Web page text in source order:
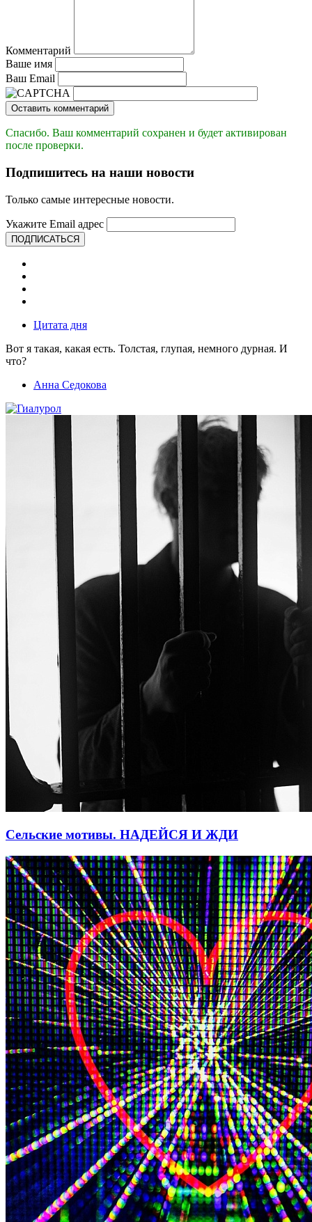
Комментарий
Ваше имя
Ваш Email
Оставить комментарий
Спасибо. Ваш комментарий сохранен и будет активирован
после проверки.
Подпишитесь на наши новости
Только самые интересные новости.
Укажите Email адрес
ПОДПИСАТЬСЯ
Цитата дня
Вот я такая, какая есть. Толстая, глупая, немного дурная. И
что?
Анна Седокова
Сельские мотивы. НАДЕЙСЯ И ЖДИ